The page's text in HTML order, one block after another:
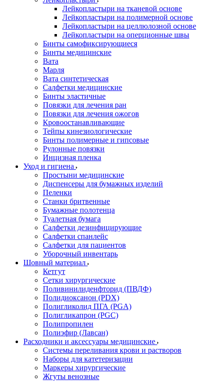
Лейкопластыри на тканевой основе
Лейкопластыри на полимерной основе
Лейкопластыри на целлюлозной основе
Лейкопластыри на оперционные швы
Бинты самофиксирующиеся
Бинты медицинские
Вата
Марля
Вата синтетическая
Салфетки медицинские
Бинты эластичные
Повязки для лечения ран
Повязки для лечения ожогов
Кровоостанавливающие
Тейпы кинезиологические
Бинты полимерные и гипсовые
Рулонные повязки
Инцизная пленка
Уход и гигиена
Простыни медицинские
Диспенсеры для бумажных изделий
Пеленки
Станки бритвенные
Бумажные полотенца
Туалетная бумага
Салфетки дезинфицирующие
Салфетки спанлейс
Салфетки для пациентов
Уборочный инвентарь
Шовный материал
Кетгут
Сетки хирургические
Поливинилиденфторид (ПВДФ)
Полидиоксанон (PDX)
Полигликолид ПГА (PGA)
Полигликапрон (PGC)
Полипропилен
Полиэфир (Лавсан)
Расходники и аксессуары медицинские
Системы переливания крови и растворов
Наборы для катетеризации
Маркеры хирургические
Жгуты венозные